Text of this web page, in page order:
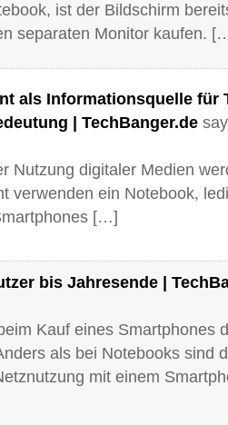
ist der Bildschirm
separaten Monitor kaufen.
als Informationsquelle für
| TechBanger.de
Nutzung digitaler Medien
verwenden ein Notebook,
[…]
bis Jahresende |
Kauf eines Smartphones
als bei Notebooks sind
mit einem